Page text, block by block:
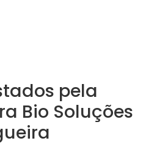
pela
Bio Soluções